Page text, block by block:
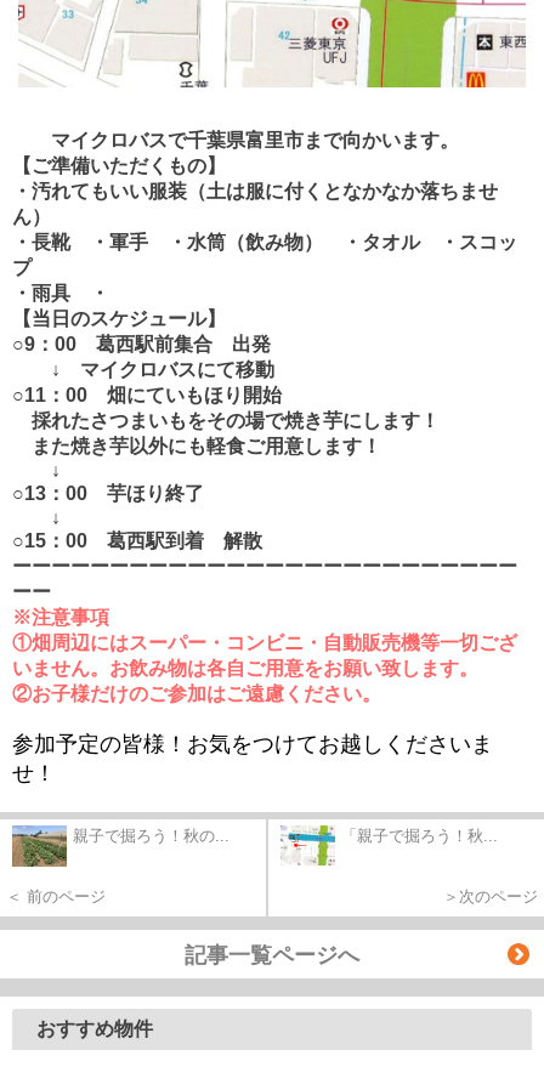
マイクロバスで千葉県富里市まで向かいます。
【ご準備いただくもの】
・汚れてもいい服装（土は服に付くとなかなか落ちませ
ん）
・長靴 ・軍手 ・水筒（飲み物） ・タオル ・スコッ
プ
・雨具 ・
【当日のスケジュール】
○9：00 葛西駅前集合 出発
↓ マイクロバスにて移動
○11：00 畑にていもほり開始
採れたさつまいもをその場で焼き芋にします！
また焼き芋以外にも軽食ご用意します！
↓
○13：00 芋ほり終了
↓
○15：00 葛西駅到着 解散
ーーーーーーーーーーーーーーーーーーーーーーーーーー
ーー
※注意事項
①畑周辺にはスーパー・コンビニ・自動販売機等一切ござ
いません。お飲み物は各自ご用意をお願い致します。
②お子様だけのご参加はご遠慮ください。
参加予定の皆様！お気をつけてお越しくださいま
せ！
親子で掘ろう！秋の...
＜ 前のページ
「親子で掘ろう！秋...
＞次のページ
記事一覧ページへ
おすすめ物件